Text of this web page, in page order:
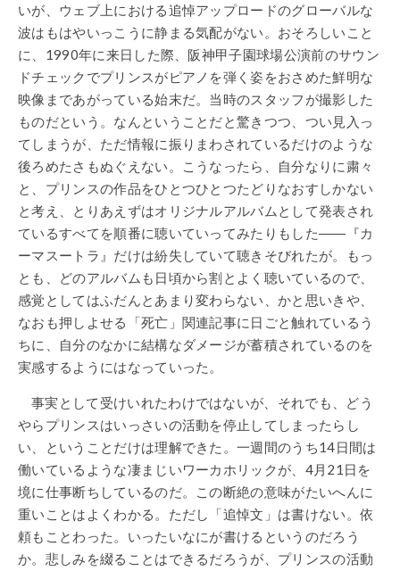
いが、ウェブ上における追悼アップロードのグローバルな
波はもはやいっこうに静まる気配がない。おそろしいこと
に、1990年に来日した際、阪神甲子園球場公演前のサウン
ドチェックでプリンスがピアノを弾く姿をおさめた鮮明な
映像まであがっている始末だ。当時のスタッフが撮影した
ものだという。なんということだと驚きつつ、つい見入っ
てしまうが、ただ情報に振りまわされているだけのような
後ろめたさもぬぐえない。こうなったら、自分なりに粛々
と、プリンスの作品をひとつひとつたどりなおすしかない
と考え、とりあえずはオリジナルアルバムとして発表され
ているすべてを順番に聴いていってみたりもした――『カ
ーマスートラ』だけは紛失していて聴きそびれたが。もっ
とも、どのアルバムも日頃から割とよく聴いているので、
感覚としてはふだんとあまり変わらない、かと思いきや、
なおも押しよせる「死亡」関連記事に日ごと触れているう
ちに、自分のなかに結構なダメージが蓄積されているのを
実感するようにはなっていった。
事実として受けいれたわけではないが、それでも、どう
やらプリンスはいっさいの活動を停止してしまったらし
い、ということだけは理解できた。一週間のうち14日間は
働いているような凄まじいワーカホリックが、4月21日を
境に仕事断ちしているのだ。この断絶の意味がたいへんに
重いことはよくわかる。ただし「追悼文」は書けない。依
頼もことわった。いったいなにが書けるというのだろう
か。悲しみを綴ることはできるだろうが、プリンスの活動